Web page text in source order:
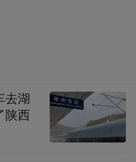
去湖
陕西